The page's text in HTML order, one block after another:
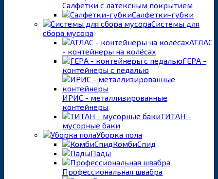
Салфетки с латексным покрытием
Салфетки-губки
Системы для
сбора мусора
АТЛАС
- контейнеры на колёсах
ГЕРА -
контейнеры с педалью
ИРИС - металлизированные
контейнеры
ТИТАН -
мусорные баки
Уборка пола
КомбиСпид
Пады
Профессиональная швабра